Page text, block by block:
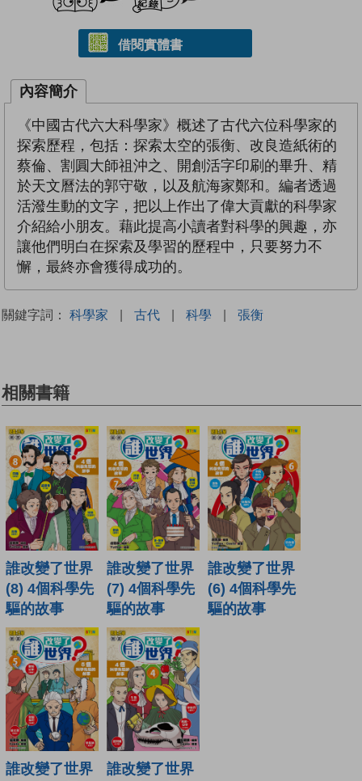
借閱實體書
內容簡介
《中國古代六大科學家》概述了古代六位科學家的
探索歷程，包括：探索太空的張衡、改良造紙術的
蔡倫、割圓大師祖沖之、開創活字印刷的畢升、精
於天文曆法的郭守敬，以及航海家鄭和。編者透過
活潑生動的文字，把以上作出了偉大貢獻的科學家
介紹給小朋友。藉此提高小讀者對科學的興趣，亦
讓他們明白在探索及學習的歷程中，只要努力不
懈，最終亦會獲得成功的。
關鍵字詞： 科學家 | 古代 | 科學 | 張衡
相關書籍
誰改變了世界
(8) 4個科學先
驅的故事
誰改變了世界
(7) 4個科學先
驅的故事
誰改變了世界
(6) 4個科學先
驅的故事
誰改變了世界
誰改變了世界